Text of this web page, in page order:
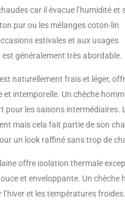
car il évacue l’humidité et
pur ou les mélanges coton-lin
estivales et aux usages
généralement très abordable.
naturellement frais et léger,
et intemporelle. Un chèche
pour les saisons intermédiaires.
mais cela fait partie de son
un look raffiné sans trop de
offre isolation thermale
et enveloppante. Un chèche
l’hiver et les températures